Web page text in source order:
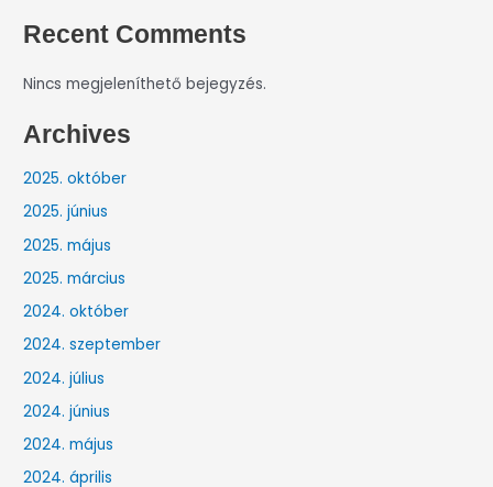
Recent Comments
Nincs megjeleníthető bejegyzés.
Archives
2025. október
2025. június
2025. május
2025. március
2024. október
2024. szeptember
2024. július
2024. június
2024. május
2024. április